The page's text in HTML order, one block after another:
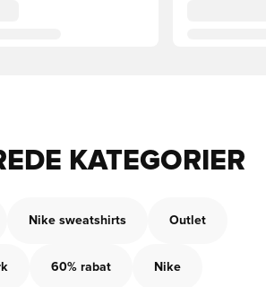
KATEGORIER
Nike sweatshirts Outlet
60% rabat Nike